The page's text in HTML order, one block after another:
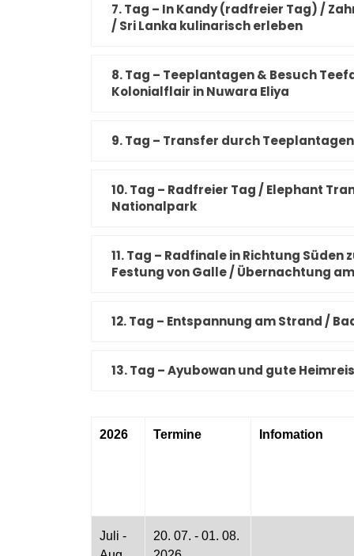
7. Tag – In Kandy (radfreier Tag) /
/ Sri Lanka kulinarisch erleben
8. Tag – Teeplantagen & Besuch
Kolonialflair in Nuwara Eliya
9. Tag – Transfer durch
10. Tag – Radfreier Tag / Elephant
Nationalpark
11. Tag – Radfinale in Richtung
Festung von Galle / Übernachtung
12. Tag – Entspannung am Strand /
13. Tag – Ayubowan und gute
2026 Termine Infomation
Juli -
20. 07. - 01. 08.